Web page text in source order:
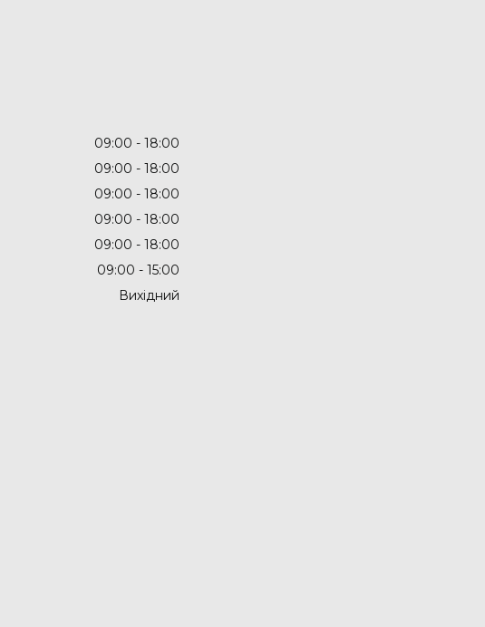
09:00
18:00
09:00
18:00
09:00
18:00
09:00
18:00
09:00
18:00
09:00
15:00
Вихідний